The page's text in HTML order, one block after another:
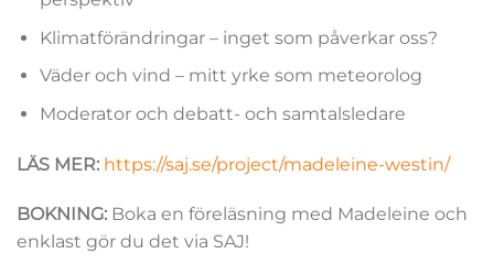
Klimatförändringar – inget som påverkar oss?
Väder och vind – mitt yrke som meteorolog
Moderator och debatt- och samtalsledare
LÄS MER: https://saj.se/project/madeleine-westin/
BOKNING: Boka en föreläsning med Madeleine och
enklast gör du det via SAJ!